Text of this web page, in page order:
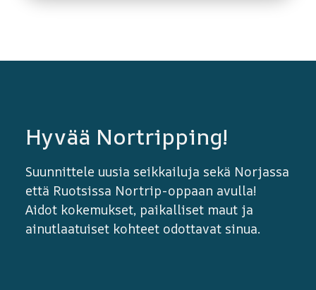
Hyvää Nortripping!
Suunnittele uusia seikkailuja sekä Norjassa
että Ruotsissa Nortrip-oppaan avulla!
Aidot kokemukset, paikalliset maut ja
ainutlaatuiset kohteet odottavat sinua.